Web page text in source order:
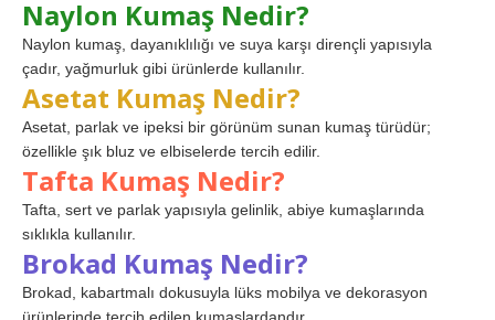
Naylon Kumaş Nedir?
Naylon kumaş, dayanıklılığı ve suya karşı dirençli yapısıyla
çadır, yağmurluk gibi ürünlerde kullanılır.
Asetat Kumaş Nedir?
Asetat, parlak ve ipeksi bir görünüm sunan kumaş türüdür;
özellikle şık bluz ve elbiselerde tercih edilir.
Tafta Kumaş Nedir?
Tafta, sert ve parlak yapısıyla gelinlik, abiye kumaşlarında
sıklıkla kullanılır.
Brokad Kumaş Nedir?
Brokad, kabartmalı dokusuyla lüks mobilya ve dekorasyon
ürünlerinde tercih edilen kumaşlardandır.